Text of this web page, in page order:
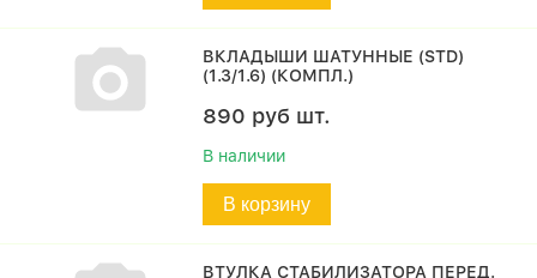
ВКЛАДЫШИ ШАТУННЫЕ (STD)
(1.3/1.6) (КОМПЛ.)
890 руб шт.
В наличии
В корзину
ВТУЛКА СТАБИЛИЗАТОРА ПЕРЕД.